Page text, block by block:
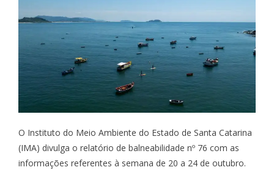
O Instituto do Meio Ambiente do Estado de Santa Catarina
(IMA) divulga o relatório de balneabilidade nº 76 com as
informações referentes à semana de 20 a 24 de outubro.